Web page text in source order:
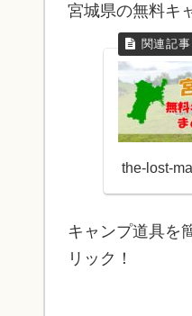
宮城県の無料キ
the-lost-
キャンプ道具を
リック！